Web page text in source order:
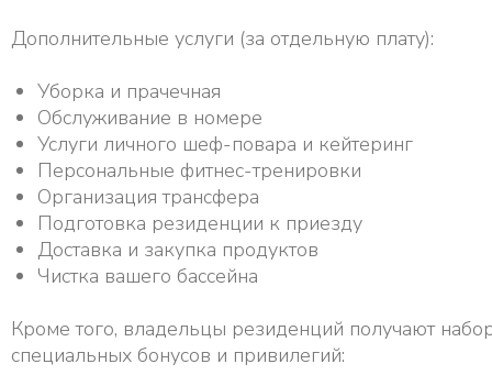
Дополнительные услуги (за отдельную плату):
Уборка и прачечная
Обслуживание в номере
Услуги личного шеф-повара и кейтеринг
Персональные фитнес-тренировки
Организация трансфера
Подготовка резиденции к приезду
Доставка и закупка продуктов
Чистка вашего бассейна
Кроме того, владельцы резиденций получают
специальных бонусов и привилегий: